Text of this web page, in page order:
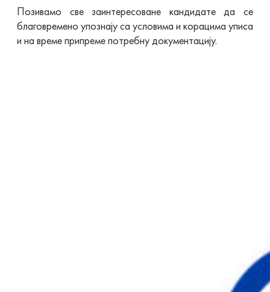
Позивамо све заинтересоване кандидате да се
благовремено упознају са условима и корацима уписа
и на време припреме потребну документацију.